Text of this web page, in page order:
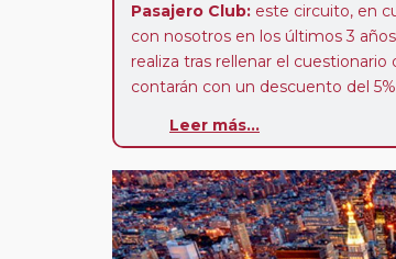
Pasajero Club: este circuito, en
con nosotros en los últimos 3
realiza tras rellenar el
contarán con un descuento del
Leer más...